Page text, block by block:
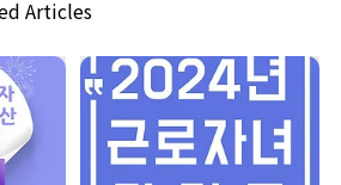
Articles